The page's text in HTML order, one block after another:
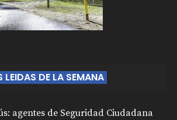
DE LA SEMANA
agentes de Seguridad Ciudadana